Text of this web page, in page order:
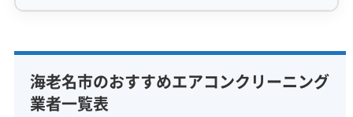
が外に逃げにくく、エアコン内部の汚れをさら
完全分解洗浄 部分クリーニング
実績10年以上
資格保有スタッフ
海老名市のおすすめエアコンクリーニング
業者一覧表